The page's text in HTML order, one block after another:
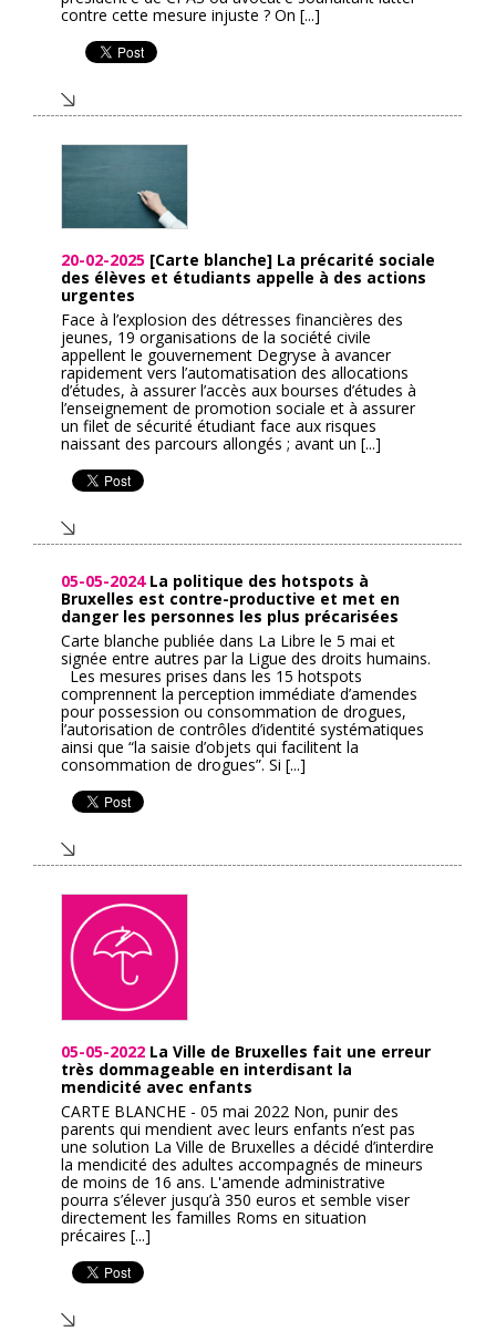
contre cette mesure injuste ? On [...]
20-02-2025 [Carte blanche] La précarité sociale
des élèves et étudiants appelle à des actions
urgentes
Face à l’explosion des détresses financières des
jeunes, 19 organisations de la société civile
appellent le gouvernement Degryse à avancer
rapidement vers l’automatisation des allocations
d’études, à assurer l’accès aux bourses d’études à
l’enseignement de promotion sociale et à assurer
un filet de sécurité étudiant face aux risques
naissant des parcours allongés ; avant un [...]
05-05-2024 La politique des hotspots à
Bruxelles est contre-productive et met en
danger les personnes les plus précarisées
Carte blanche publiée dans La Libre le 5 mai et
signée entre autres par la Ligue des droits humains.
Les mesures prises dans les 15 hotspots
comprennent la perception immédiate d’amendes
pour possession ou consommation de drogues,
l’autorisation de contrôles d’identité systématiques
ainsi que “la saisie d’objets qui facilitent la
consommation de drogues”. Si [...]
05-05-2022 La Ville de Bruxelles fait une erreur
très dommageable en interdisant la
mendicité avec enfants
CARTE BLANCHE - 05 mai 2022 Non, punir des
parents qui mendient avec leurs enfants n’est pas
une solution La Ville de Bruxelles a décidé d’interdire
la mendicité des adultes accompagnés de mineurs
de moins de 16 ans. L'amende administrative
pourra s’élever jusqu’à 350 euros et semble viser
directement les familles Roms en situation
précaires [...]